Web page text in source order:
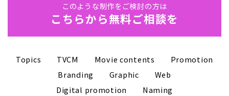
このような制作をご検討の方は
こちらから無料ご相談を
Topics TVCM Movie contents
Promotion
Branding
Graphic
Web
Digital promotion
Naming